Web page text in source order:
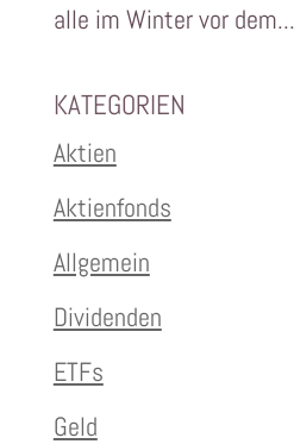
alle im Winter vor dem...
KATEGORIEN
Aktien
Aktienfonds
Allgemein
Dividenden
ETFs
Geld